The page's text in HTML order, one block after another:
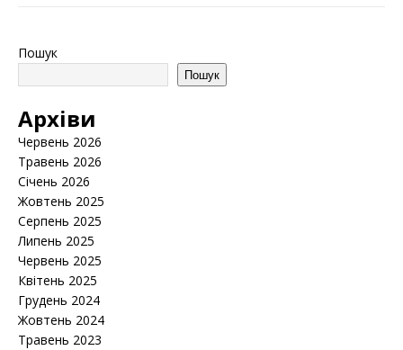
Пошук
Пошук
Архіви
Червень 2026
Травень 2026
Січень 2026
Жовтень 2025
Серпень 2025
Липень 2025
Червень 2025
Квітень 2025
Грудень 2024
Жовтень 2024
Травень 2023